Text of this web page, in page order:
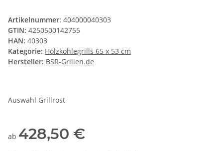
Artikelnummer: 404000040303
GTIN: 4250500142755
HAN: 40303
Kategorie: Holzkohlegrills 65 x 53 cm
Hersteller: BSR-Grillen.de
Auswahl Grillrost
ab 428,50 €